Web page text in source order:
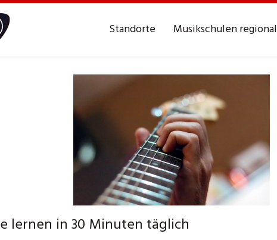
Standorte Musikschulen regional
lernen in 30 Minuten täglich